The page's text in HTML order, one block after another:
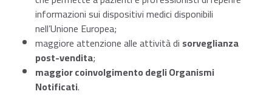
informazioni sui dispositivi medici disponibili
nell’Unione Europea;
maggiore attenzione alle attività di sorveglianza
post-vendita;
maggior coinvolgimento degli Organismi
Notificati.